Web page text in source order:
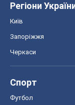
Регіони
Київ
Запоріжжя
Черкаси
Спорт
Футбол